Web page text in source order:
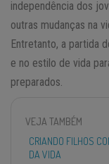
independência dos
outras mudanças na
Entretanto, a partida
e no estilo de vida
preparados.
VEJA TAMBÉM
CRIANDO FILHOS
DA VIDA